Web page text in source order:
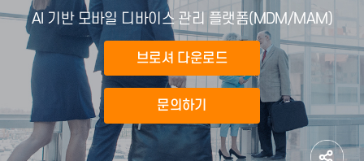
AI 기반 모바일 디바이스 관리 플랫폼(MDM/MAM)
브로셔 다운로드
문의하기